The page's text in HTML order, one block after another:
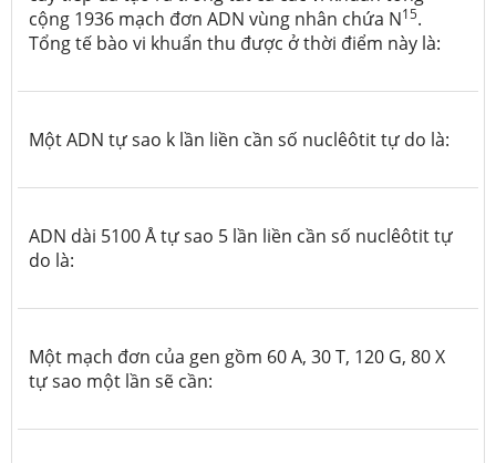
cộng 1936 mạch đơn ADN vùng nhân chứa N15.
Tổng tế bào vi khuẩn thu được ở thời điểm này là:
MộtADN tự sao k lần liền cần số nuclêôtit tự do là:
ADN dài 5100Åtự sao 5 lần liền cần số nuclêôtit tự
do là:
Một mạch đơn của gen gồm 60 A, 30 T, 120 G, 80 X
tự sao một lần sẽ cần: